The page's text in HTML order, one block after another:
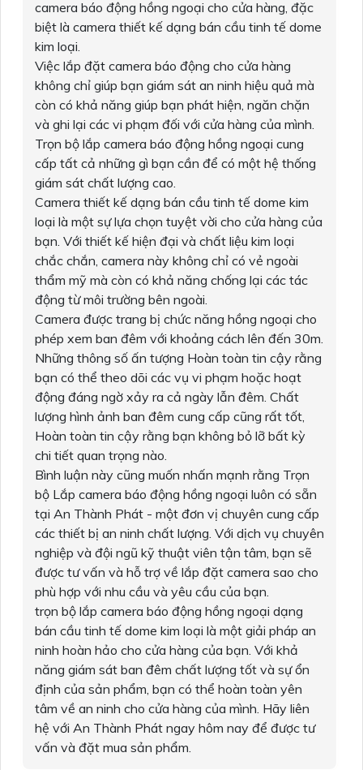
camera báo động hồng ngoại cho cửa hàng, đặc
biệt là camera thiết kế dạng bán cầu tinh tế dome
kim loại.
Việc lắp đặt camera báo động cho cửa hàng
không chỉ giúp bạn giám sát an ninh hiệu quả mà
còn có khả năng giúp bạn phát hiện, ngăn chặn
và ghi lại các vi phạm đối với cửa hàng của mình.
Trọn bộ lắp camera báo động hồng ngoại cung
cấp tất cả những gì bạn cần để có một hệ thống
giám sát chất lượng cao.
Camera thiết kế dạng bán cầu tinh tế dome kim
loại là một sự lựa chọn tuyệt vời cho cửa hàng của
bạn. Với thiết kế hiện đại và chất liệu kim loại
chắc chắn, camera này không chỉ có vẻ ngoài
thẩm mỹ mà còn có khả năng chống lại các tác
động từ môi trường bên ngoài.
Camera được trang bị chức năng hồng ngoại cho
phép xem ban đêm với khoảng cách lên đến 30m.
Những thông số ấn tượng Hoàn toàn tin cậy rằng
bạn có thể theo dõi các vụ vi phạm hoặc hoạt
động đáng ngờ xảy ra cả ngày lẫn đêm. Chất
lượng hình ảnh ban đêm cung cấp cũng rất tốt,
Hoàn toàn tin cậy rằng bạn không bỏ lỡ bất kỳ
chi tiết quan trọng nào.
Bình luận này cũng muốn nhấn mạnh rằng Trọn
bộ Lắp camera báo động hồng ngoại luôn có sẵn
tại An Thành Phát - một đơn vị chuyên cung cấp
các thiết bị an ninh chất lượng. Với dịch vụ chuyên
nghiệp và đội ngũ kỹ thuật viên tận tâm, bạn sẽ
được tư vấn và hỗ trợ về lắp đặt camera sao cho
phù hợp với nhu cầu và yêu cầu của bạn.
trọn bộ lắp camera báo động hồng ngoại dạng
bán cầu tinh tế dome kim loại là một giải pháp an
ninh hoàn hảo cho cửa hàng của bạn. Với khả
năng giám sát ban đêm chất lượng tốt và sự ổn
định của sản phẩm, bạn có thể hoàn toàn yên
tâm về an ninh cho cửa hàng của mình. Hãy liên
hệ với An Thành Phát ngay hôm nay để được tư
vấn và đặt mua sản phẩm.